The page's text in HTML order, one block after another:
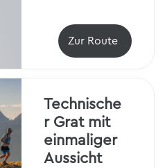
Zur Route
Technische
r Grat mit
einmaliger
Aussicht